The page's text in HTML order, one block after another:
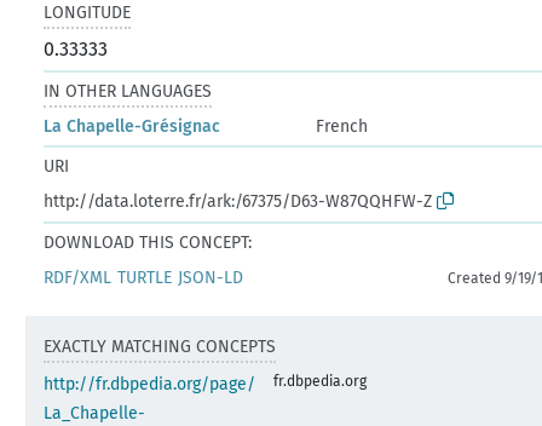
LONGITUDE
0.33333
IN OTHER LANGUAGES
La Chapelle-Grésignac
French
URI
http://data.loterre.fr/ark:/67375/D63-W87QQHFW-Z
DOWNLOAD THIS CONCEPT:
RDF/XML TURTLE JSON-LD Created 9/19/
EXACTLY MATCHING CONCEPTS
http://fr.dbpedia.org/page/
La_Chapelle-
fr.dbpedia.org